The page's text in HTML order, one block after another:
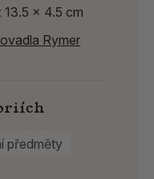
13.5 x 4.5 cm
Rymer
předměty